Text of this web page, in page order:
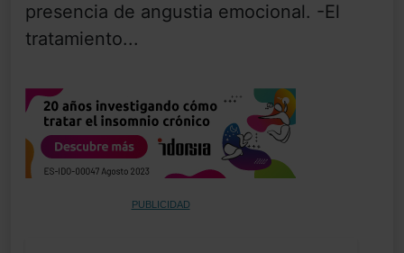
presencia de angustia emocional. -El
tratamiento...
PUBLICIDAD